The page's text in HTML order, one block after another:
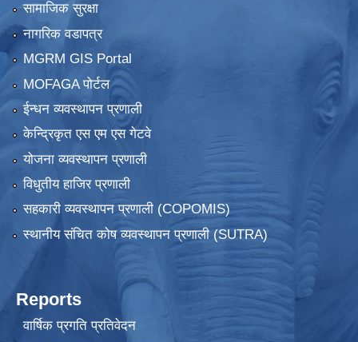
सामाजिक सुरक्षा
नागरिक वडापत्र
MGRM GIS Portal
MOFAGA पोर्टल
ईन्धन व्यवस्थापन प्रणाली
केन्द्रिकृत एस एम एस गेटवे
योजना व्यवस्थापन प्रणाली
विधुतीय हाजिर प्रणाली
सहकारी व्यवस्थापन प्रणाली (COPOMIS)
स्थानीय संचित कोष व्यवस्थापन प्रणाली (SUTRA)
Reports
वार्षिक प्रगति प्रतिवेदन